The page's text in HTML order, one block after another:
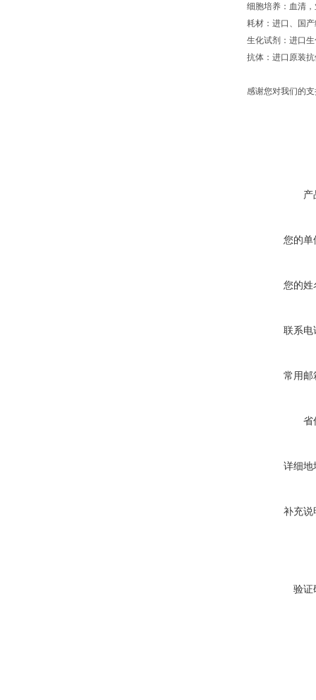
细胞培养：血清，
耗材：进口、国产
生化试剂：进口
抗体：进口原装抗
感谢您对我们的支
产
您的单
您的姓
联系电
常用邮
省
详细地
补充说
验证